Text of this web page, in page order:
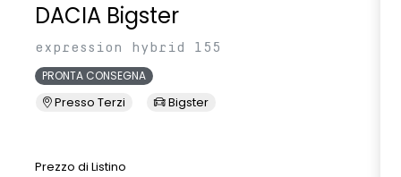
DACIA Bigster
expression hybrid 155
PRONTA CONSEGNA
Presso Terzi Bigster
Prezzo di Listino